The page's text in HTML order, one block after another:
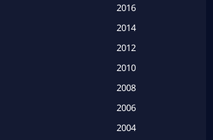
2016
2014
2012
2010
2008
2006
2004